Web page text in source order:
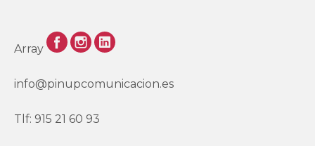
Array
info@pinupcomunicacion.es
Tlf: 915 21 60 93